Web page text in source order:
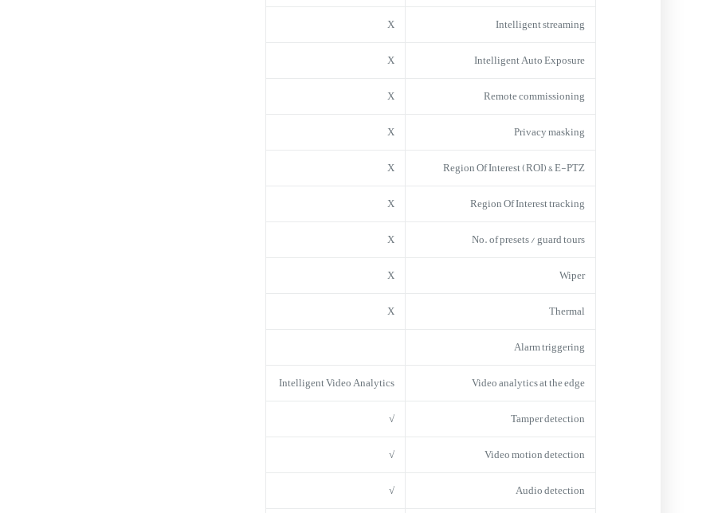
Intelligent streaming
X
Intelligent Auto Exposure
X
Remote commissioning
X
Privacy masking
X
Region Of Interest (ROI) & E-PTZ
X
Region Of Interest tracking
X
No. of presets / guard tours
X
Wiper
X
Thermal
X
Alarm triggering
Video analytics at the edge
Intelligent Video Analytics
Tamper detection
√
Video motion detection
√
Audio detection
√